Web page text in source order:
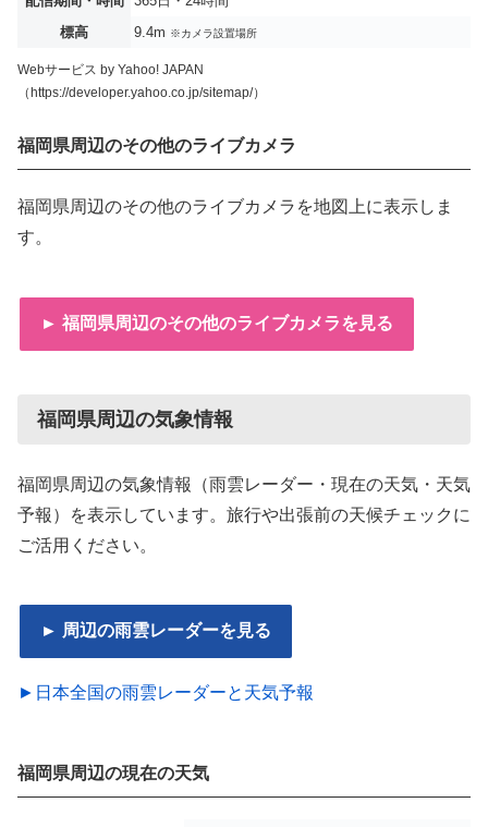
標高
9.4m ※カメラ設置場所
Webサービス by Yahoo! JAPAN
（https://developer.yahoo.co.jp/sitemap/）
福岡県周辺のその他のライブカメラ
福岡県周辺のその他のライブカメラを地図上に表示しま
す。
► 福岡県周辺のその他のライブカメラを見る
福岡県周辺の気象情報
福岡県周辺の気象情報（雨雲レーダー・現在の天気・天気
予報）を表示しています。旅行や出張前の天候チェックに
ご活用ください。
► 周辺の雨雲レーダーを見る
►日本全国の雨雲レーダーと天気予報
福岡県周辺の現在の天気